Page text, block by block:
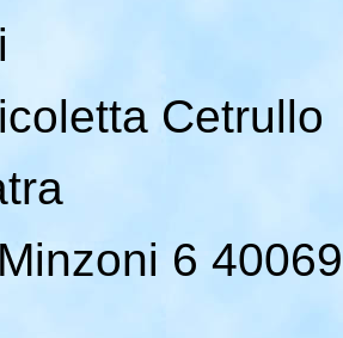
Cetrullo
6